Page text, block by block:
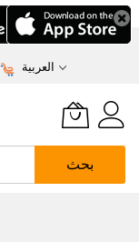
العربية
بحث